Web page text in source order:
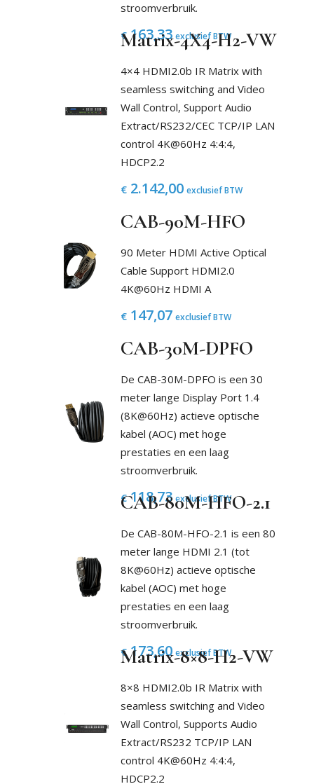
stroomverbruik.
€163,33 exclusief BTW
Matrix-4X4-H2-VW
4×4 HDMI2.0b IR Matrix with
seamless switching and Video
Wall Control, Support Audio
Extract/RS232/CEC TCP/IP LAN
control 4K@60Hz 4:4:4,
HDCP2.2
€2.142,00 exclusief BTW
CAB-90M-HFO
90 Meter HDMI Active Optical
Cable Support HDMI2.0
4K@60Hz HDMI A
€147,07 exclusief BTW
CAB-30M-DPFO
De CAB-30M-DPFO is een 30
meter lange Display Port 1.4
(8K@60Hz) actieve optische
kabel (AOC) met hoge
prestaties en een laag
stroomverbruik.
€118,73 exclusief BTW
CAB-80M-HFO-2.1
De CAB-80M-HFO-2.1 is een 80
meter lange HDMI 2.1 (tot
8K@60Hz) actieve optische
kabel (AOC) met hoge
prestaties en een laag
stroomverbruik.
€173,60 exclusief BTW
Matrix-8×8-H2-VW
8×8 HDMI2.0b IR Matrix with
seamless switching and Video
Wall Control, Supports Audio
Extract/RS232 TCP/IP LAN
control 4K@60Hz 4:4:4,
HDCP2.2